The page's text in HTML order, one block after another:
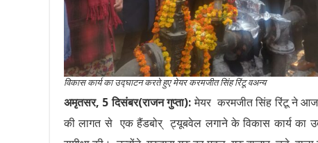
विकास कार्य का उद्घाटन करते हुए मेयर करमजीत सिंह रिंटू वअन्य
अमृतसर, 5 दिसंबर(राजन गुप्ता): मेयर करमजीत सिंह रिंटू ने
की लागत से एक हैंडबोर् ट्यूबवेल लगाने के विकास कार्य का